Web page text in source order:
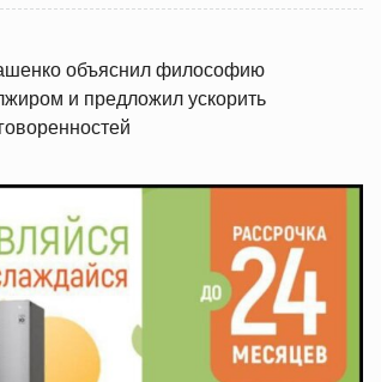
объяснил философию
и предложил ускорить